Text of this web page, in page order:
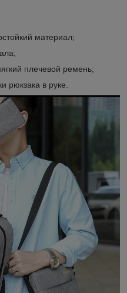
материал;
плечевой ремень;
рюкзака в руке.